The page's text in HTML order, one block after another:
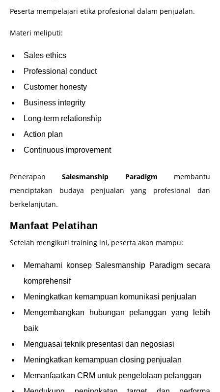
Peserta mempelajari etika profesional dalam penjualan.
Materi meliputi:
Sales ethics
Professional conduct
Customer honesty
Business integrity
Long-term relationship
Action plan
Continuous improvement
PenerapanSalesmanship Paradigm membantu
menciptakan budaya penjualan yang profesional dan
berkelanjutan.
Manfaat Pelatihan
Setelah mengikuti training ini, peserta akan mampu:
Memahami konsep Salesmanship Paradigm secara
komprehensif
Meningkatkan kemampuan komunikasi penjualan
Mengembangkan hubungan pelanggan yang lebih
baik
Menguasai teknik presentasi dan negosiasi
Meningkatkan kemampuan closing penjualan
Memanfaatkan CRM untuk pengelolaan pelanggan